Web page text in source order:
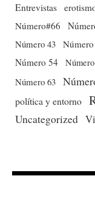
Entrevistas
Número#66
Número 43
Número 54
Número 63
política y entorno
Uncategorized